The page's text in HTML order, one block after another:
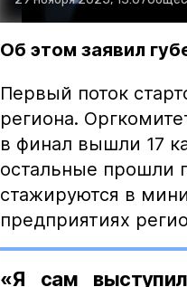
Об этом заявил
Первый поток
региона.
в финал вышли 17
остальные прошли
стажируются в
предприятиях
«Я сам